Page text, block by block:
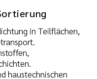
in Teilflächen,
haustechnischen